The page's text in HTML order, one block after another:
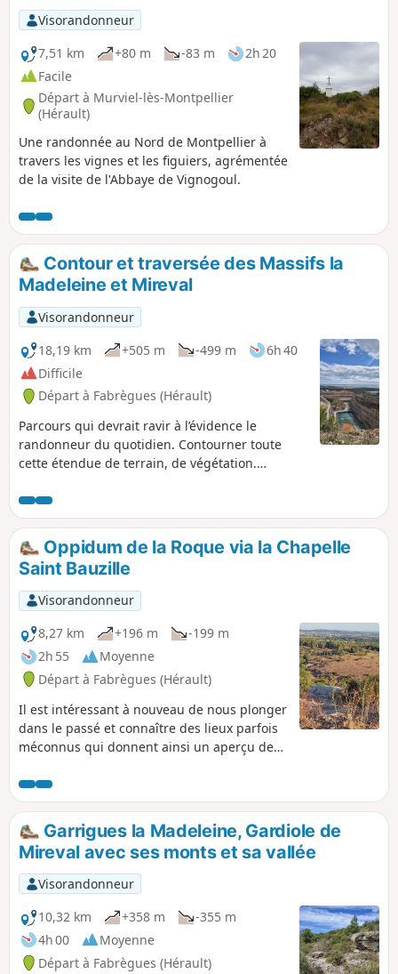
Visorandonneur
7,51 km
+80 m -83 m
2h 20
Facile
Départ à Murviel-lès-Montpellier
(Hérault)
Une randonnée au Nord de Montpellier à
travers les vignes et les figuiers, agrémentée
de la visite de l'Abbaye de Vignogoul.
Contour et traversée des Massifs la
Madeleine et Mireval
Visorandonneur
18,19 km
+505 m -499 m
6h 40
Difficile
Départ à Fabrègues (Hérault)
Parcours qui devrait ravir à l’évidence le
randonneur du quotidien. Contourner toute
cette étendue de terrain, de végétation.
et son Rocher ainsi que le lieu-dit la Tortue,
flâner sur la piste DFCI à Font Sorbière, longer
le Circuit Automobile de Karland. Descendre par
un ru pour rejoindre la Vallée de la Canabière et
son ruisseau et passer sur le versant Est.
Surplomber la Carrière, franchir le Mont Saint-
Bauzille dit la Madeleine et sa Chapelle.
Oppidum de la Roque via la Chapelle
Saint Bauzille
Visorandonneur
8,27 km
+196 m
-199 m
2h 55
Moyenne
Départ à Fabrègues (Hérault)
Il est intéressant à nouveau de nous plonger
dans le passé et connaître des lieux parfois
méconnus qui donnent ainsi un aperçu de
moi c’est une évidence en visitant le site de
l’Oppidum de la Roque. Il m’a paru opportun
d’y associer un site qui lui aussi est en
rapport indirect mais historique d’un
rapprochement de l’histoire ancienne et
contemporaine. Il s’agit de La Chapelle Saint-
Bauzille (Saint-Baudile).
Garrigues la Madeleine, Gardiole de
Mireval avec ses monts et sa vallée
Visorandonneur
10,32 km
+358 m
-355 m
4h 00
Moyenne
Départ à Fabrègues (Hérault)